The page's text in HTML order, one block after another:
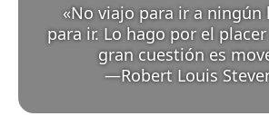
«No viajo para ir a ningún
para ir. Lo hago por el
gran cuestión es
—Robert Louis